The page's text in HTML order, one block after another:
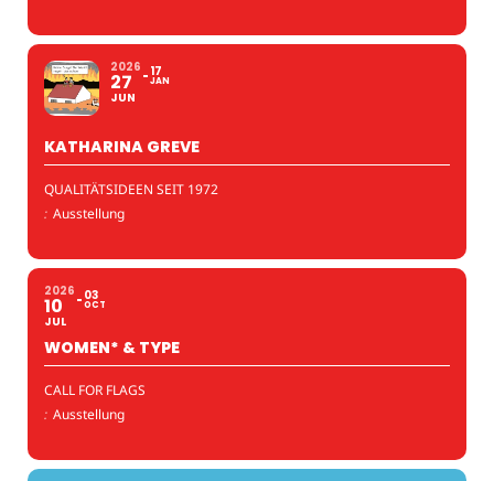
2026
27
JUN
17
JAN
KATHARINA GREVE
QUALITÄTSIDEEN SEIT 1972
: Ausstellung
2026
10
JUL
03
OCT
WOMEN* & TYPE
CALL FOR FLAGS
: Ausstellung